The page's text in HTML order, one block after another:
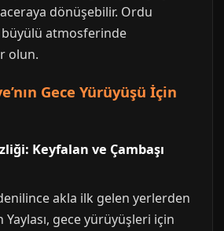
dönüşebilir. Ordu
büyülü atmosferinde
olun.
Gece Yürüyüşü İçin
Keyfalan ve Çambaşı
akla ilk gelen yerlerden
gece yürüyüşleri için